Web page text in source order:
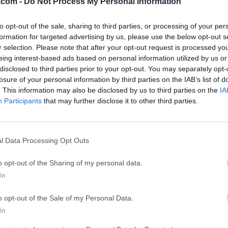
opt-out of the sale, sharing to third parties, or processing of your
for targeted advertising by us, please use the below opt-out
selection. Please note that after your opt-out request is processed
interest-based ads based on personal information utilized by us
to third parties prior to your opt-out. You may separately
of your personal information by third parties on the IAB’s list of
This information may also be disclosed by us to third parties on the
Participants that may further disclose it to other third parties.
Data Processing Opt Outs
opt-out of the Sharing of my personal data.
opt-out of the Sale of my Personal Data.
GTA 6 for PS5 CapCut Desktop
Hero Wars
Hero Wars - Online Action Game TradingView -
eFootball 2026
eFootball 2026
EA
EA SPORTS FC
bit)
navegador web gratuito rápido y con todas las funciones. La
emergentes, navegación por pestañas, búsqueda integrada de
otro navegador, y una serie de características adicionales
el máximo provecho de tu tiempo en línea. Puedes descargar
PC desde el sitio haciendo clic en el botón de descarga